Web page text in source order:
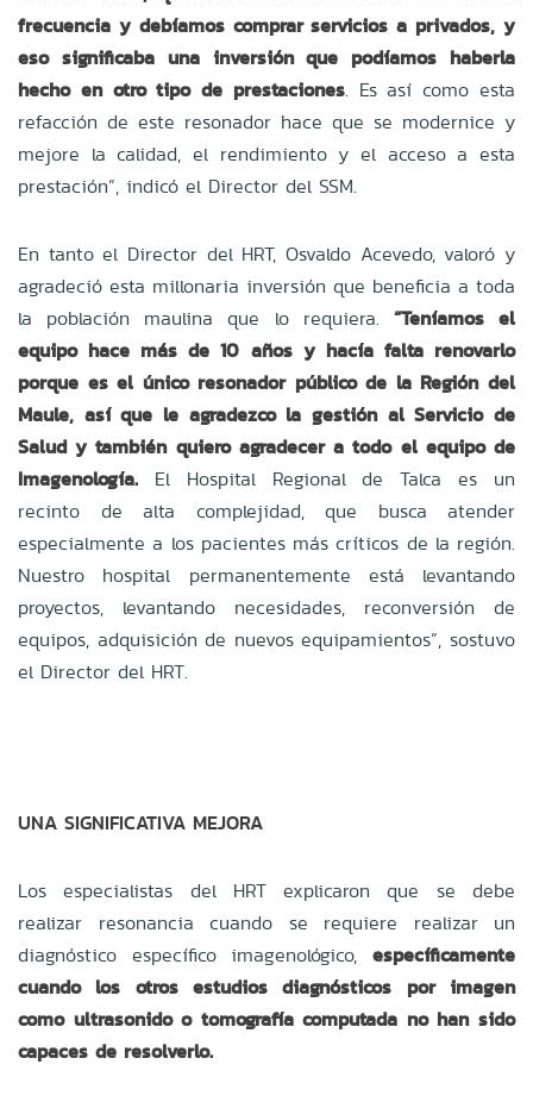
frecuencia y debíamos comprar servicios a privados, y
eso significaba una inversión que podíamos haberla
hecho en otro tipo de prestaciones. Es así como esta
refacción de este resonador hace que se modernice y
mejore la calidad, el rendimiento y el acceso a esta
prestación”, indicó el Director del SSM.
En tanto el Director del HRT, Osvaldo Acevedo, valoró y
agradeció esta millonaria inversión que beneficia a toda
la población maulina que lo requiera. “Teníamos el
equipo hace más de 10 años y hacía falta renovarlo
porque es el único resonador público de la Región del
Maule, así que le agradezco la gestión al Servicio de
Salud y también quiero agradecer a todo el equipo de
Imagenología. El Hospital Regional de Talca es un
recinto de alta complejidad, que busca atender
especialmente a los pacientes más críticos de la región.
Nuestro hospital permanentemente está levantando
proyectos, levantando necesidades, reconversión de
equipos, adquisición de nuevos equipamientos”, sostuvo
el Director del HRT.
UNA SIGNIFICATIVA MEJORA
Los especialistas del HRT explicaron que se debe
realizar resonancia cuando se requiere realizar un
diagnóstico específico imagenológico, específicamente
cuando los otros estudios diagnósticos por imagen
como ultrasonido o tomografía computada no han sido
capaces de resolverlo.